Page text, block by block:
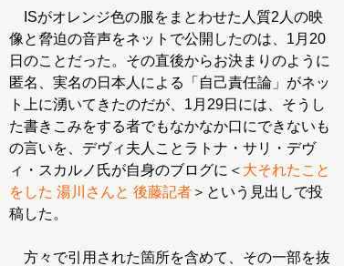
ISがオレンジ色の服をまとわせた人質2人の映
像と脅迫の音声をネットで公開したのは、1月20
日のことだった。その直後からお決まりのように
匿名、実名の日本人による「自己責任論」がネッ
ト上に湧いてきたのだが、1月29日には、そうし
た書きこみをする者でもなかなか口にできないも
の言いを、デヴィ夫人ことラトナ・サリ・デヴ
ィ・スカルノ氏が自身のブログに＜ 大それたこと
をした 湯川さんと 後藤記者 ＞という見出しで投
稿した。
方々で引用された箇所を含めて、その一部を抜